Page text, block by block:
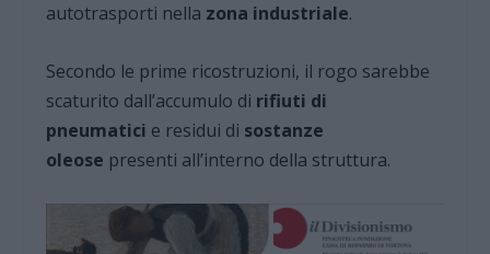
autotrasporti nella zona industriale.
Secondo le prime ricostruzioni, il rogo sarebbe
scaturito dall’accumulo di rifiuti di
pneumatici e residui di sostanze
oleose presenti all’interno della struttura.